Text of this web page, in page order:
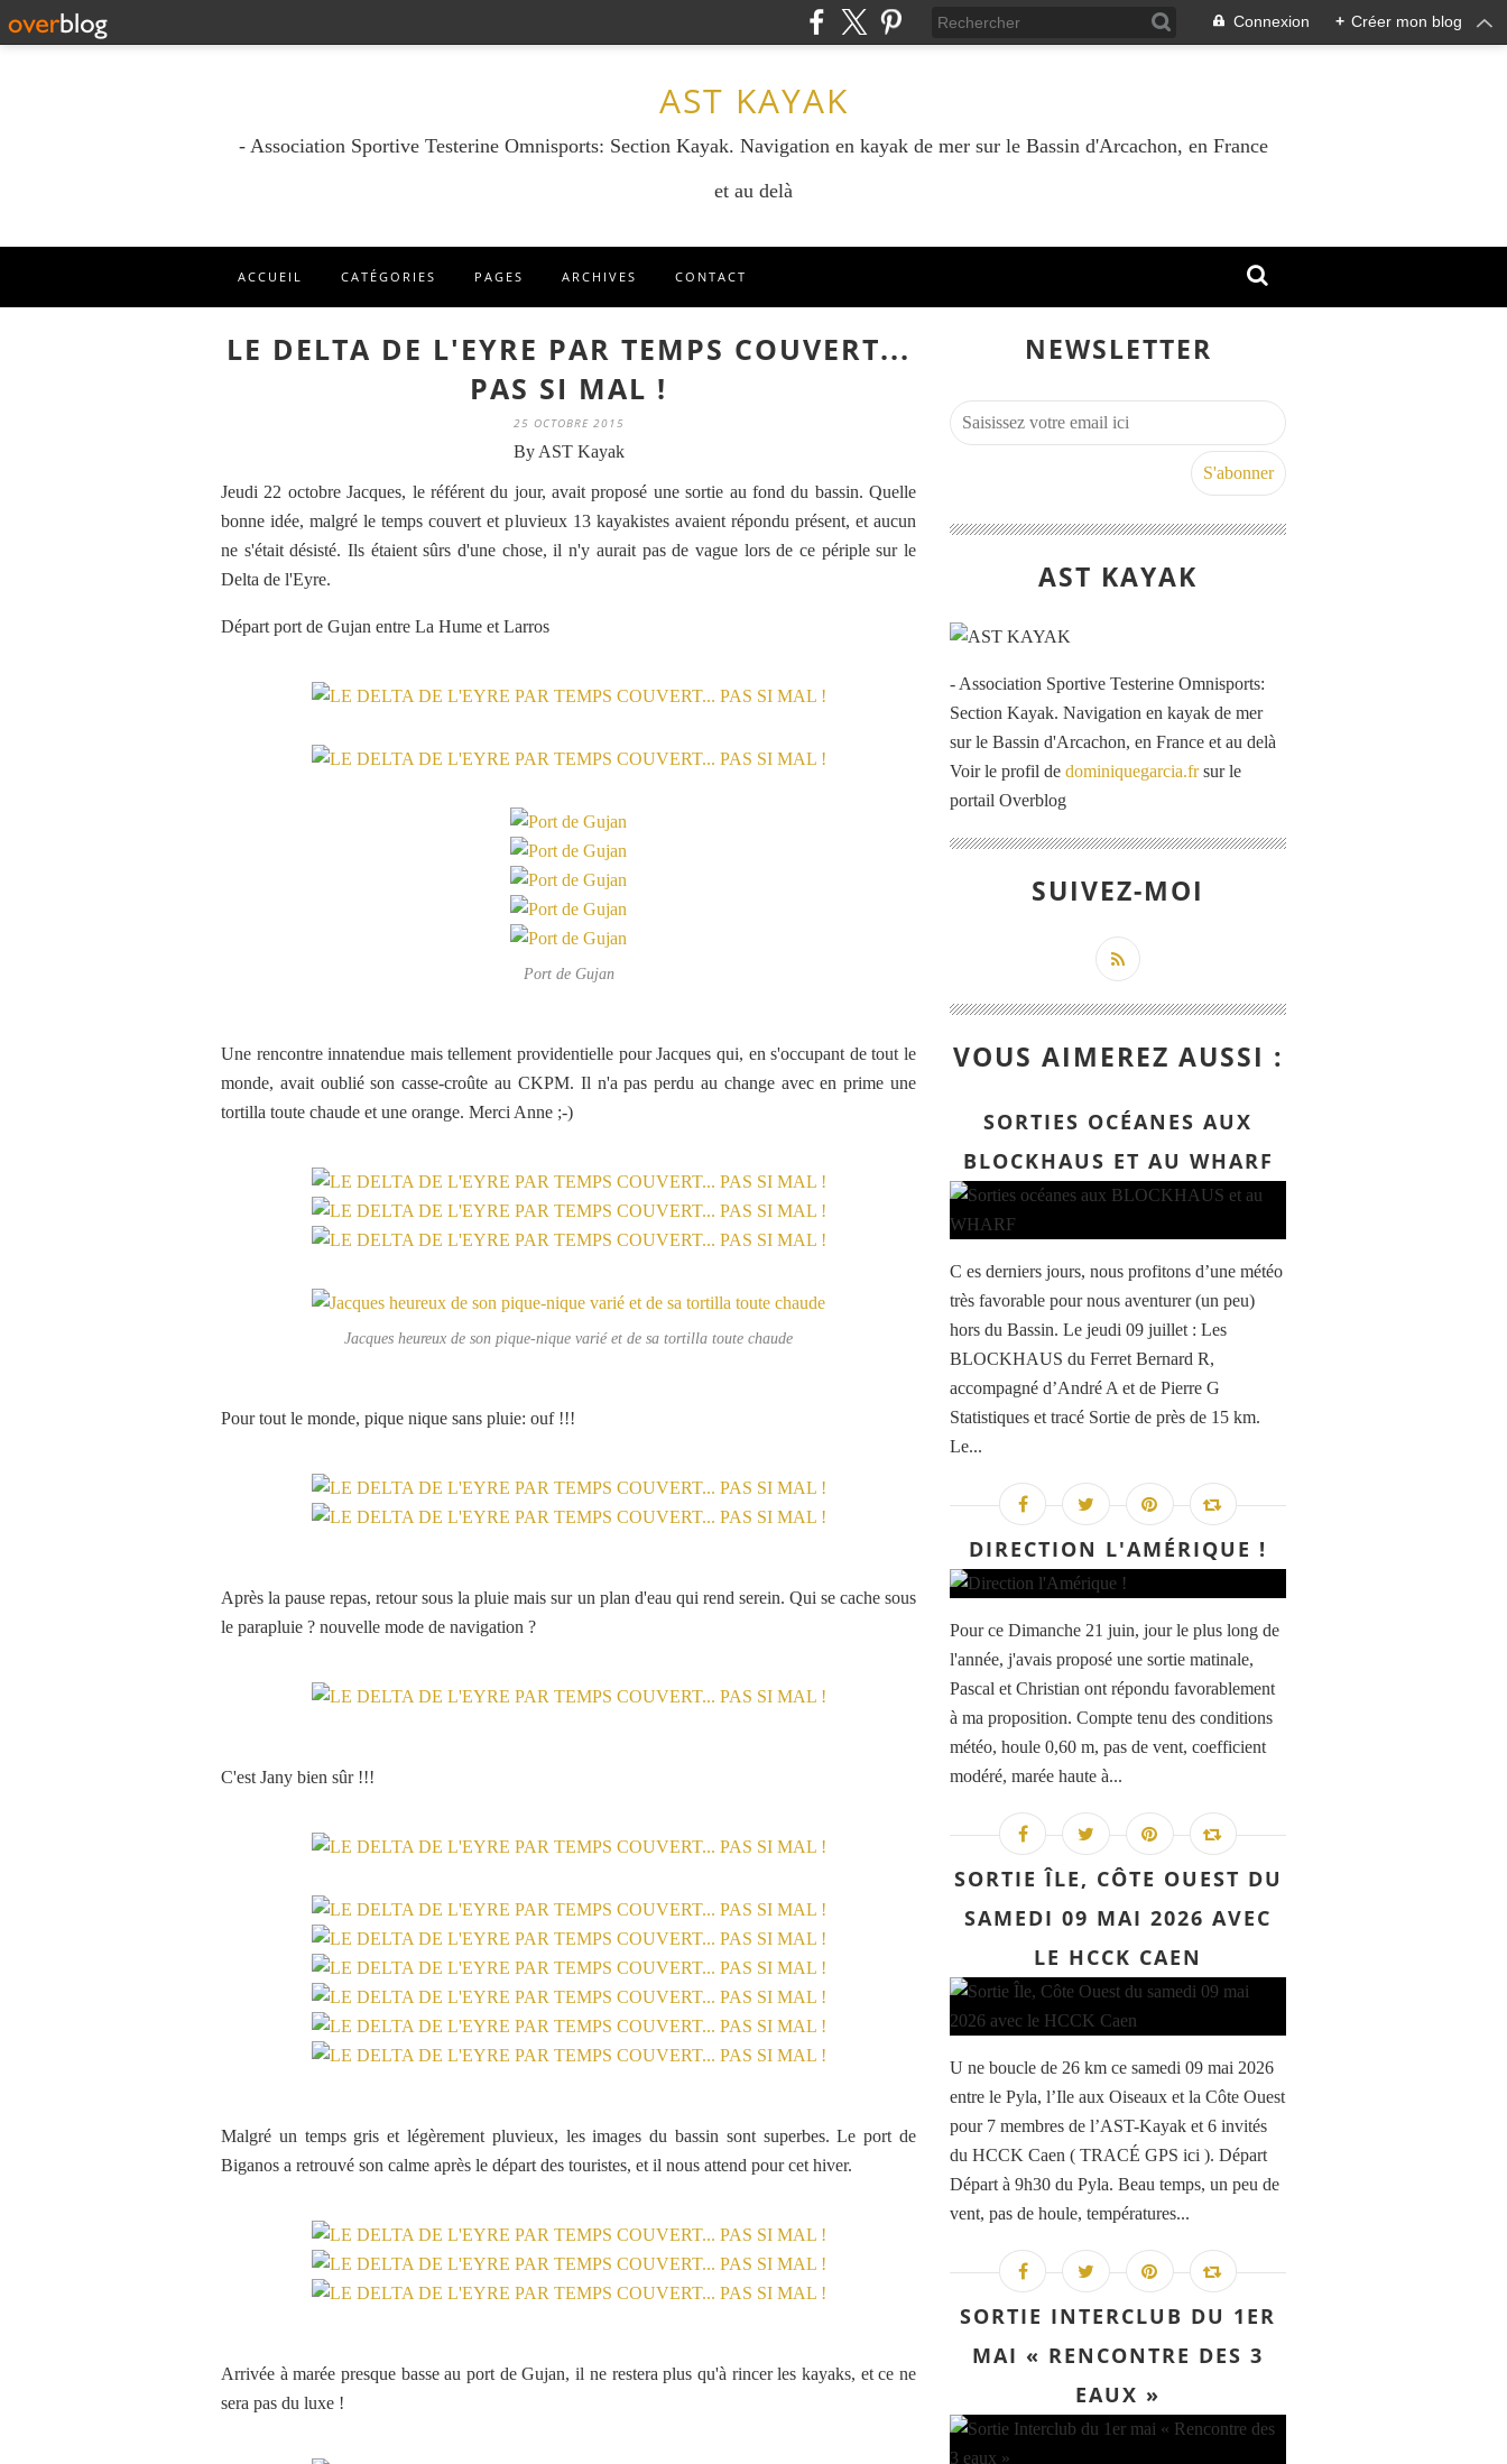
Connexion + Créer mon blog
AST KAYAK
- Association Sportive Testerine Omnisports: Section Kayak. Navigation en kayak de mer sur le Bassin d'Arcachon, en France
et au delà
ACCUEIL CATÉGORIES PAGES ARCHIVES CONTACT
LE DELTA DE L'EYRE PAR TEMPS COUVERT...
PAS SI MAL !
25 OCTOBRE 2015
By AST Kayak
Jeudi 22 octobre Jacques, le référent du jour, avait proposé une sortie au fond du bassin. Quelle
bonne idée, malgré le temps couvert et pluvieux 13 kayakistes avaient répondu présent, et aucun
ne s'était désisté. Ils étaient sûrs d'une chose, il n'y aurait pas de vague lors de ce périple sur le
Delta de l'Eyre.
Départ port de Gujan entre La Hume et Larros
Port de Gujan
Une rencontre innatendue mais tellement providentielle pour Jacques qui, en s'occupant de tout le
monde, avait oublié son casse-croûte au CKPM. Il n'a pas perdu au change avec en prime une
tortilla toute chaude et une orange. Merci Anne ;-)
Jacques heureux de son pique-nique varié et de sa tortilla toute chaude
Pour tout le monde, pique nique sans pluie: ouf !!!
Après la pause repas, retour sous la pluie mais sur un plan d'eau qui rend serein. Qui se cache sous
le parapluie ? nouvelle mode de navigation ?
C'est Jany bien sûr !!!
Malgré un temps gris et légèrement pluvieux, les images du bassin sont superbes. Le port de
Biganos a retrouvé son calme après le départ des touristes, et il nous attend pour cet hiver.
Arrivée à marée presque basse au port de Gujan, il ne restera plus qu'à rincer les kayaks, et ce ne
sera pas du luxe !
NEWSLETTER
AST KAYAK
- Association Sportive Testerine Omnisports:
Section Kayak. Navigation en kayak de mer
sur le Bassin d'Arcachon, en France et au delà
Voir le profil de dominiquegarcia.frsur le
portail Overblog
SUIVEZ-MOI
VOUS AIMEREZ AUSSI :
SORTIES OCÉANES AUX
BLOCKHAUS ET AU WHARF
C es derniers jours, nous profitons d’une météo
très favorable pour nous aventurer (un peu)
hors du Bassin. Le jeudi 09 juillet : Les
BLOCKHAUS du Ferret Bernard R,
accompagné d’André A et de Pierre G
Statistiques et tracé Sortie de près de 15 km.
Le...
DIRECTION L'AMÉRIQUE !
Pour ce Dimanche 21 juin, jour le plus long de
l'année, j'avais proposé une sortie matinale,
Pascal et Christian ont répondu favorablement
à ma proposition. Compte tenu des conditions
météo, houle 0,60 m, pas de vent, coefficient
modéré, marée haute à...
SORTIE ÎLE, CÔTE OUEST DU
SAMEDI 09 MAI 2026 AVEC
LE HCCK CAEN
U ne boucle de 26 km ce samedi 09 mai 2026
entre le Pyla, l’Ile aux Oiseaux et la Côte Ouest
pour 7 membres de l’AST-Kayak et 6 invités
du HCCK Caen ( TRACÉ GPS ici ). Départ
Départ à 9h30 du Pyla. Beau temps, un peu de
vent, pas de houle, températures...
SORTIE INTERCLUB DU 1ER
MAI « RENCONTRE DES 3
EAUX »